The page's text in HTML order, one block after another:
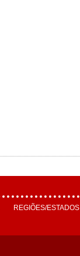
REGIÕES/ESTADOS